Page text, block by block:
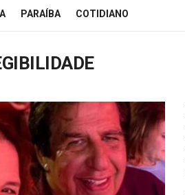
PARAÍBA COTIDIANO